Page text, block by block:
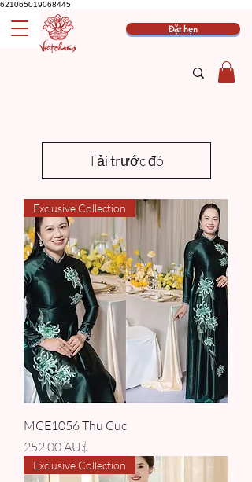
621065019068445
Đặt hẹn
Tải trước đó
Exclusive Collection
MCE1056 Thu Cuc
Giá
252,00 AU$
Exclusive Collection